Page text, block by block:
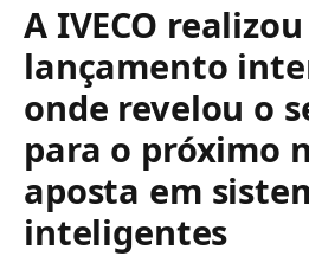
A IVECO
lançamento
onde revelou o
para o próximo
aposta em
inteligentes